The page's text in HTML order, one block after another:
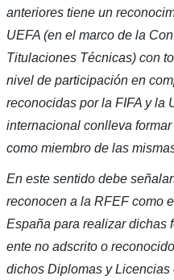
anteriores tiene un
UEFA (en el marco de la
Titulaciones Técnicas) con
nivel de participación en
reconocidas por la FIFA y la
internacional conlleva
como miembro de las
En este sentido debe
reconocen a la RFEF como
España para realizar dichas
ente no adscrito o
dichos Diplomas y